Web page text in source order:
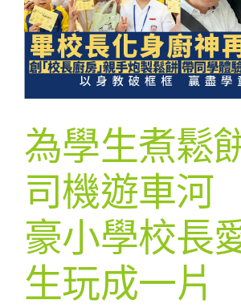
為學生煮鬆
司機遊車
豪小學校長
生玩成一片